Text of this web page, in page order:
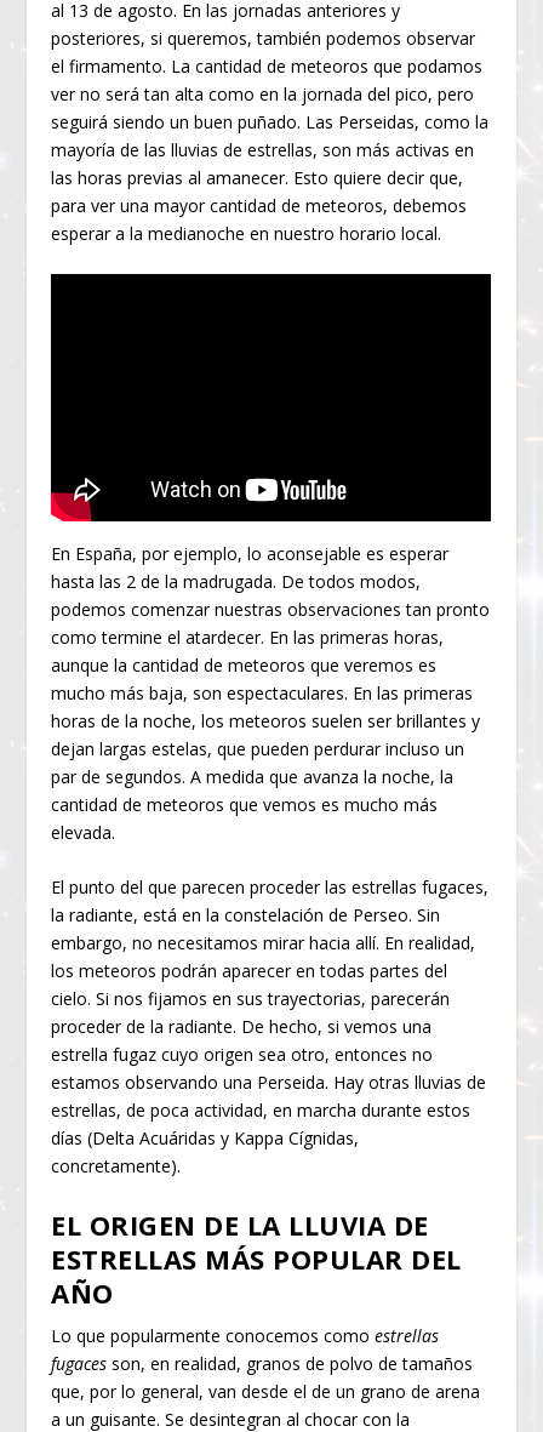
al 13 de agosto. En las jornadas anteriores y
posteriores, si queremos, también podemos observar
el firmamento. La cantidad de meteoros que podamos
ver no será tan alta como en la jornada del pico, pero
seguirá siendo un buen puñado. Las Perseidas, como la
mayoría de las lluvias de estrellas, son más activas en
las horas previas al amanecer. Esto quiere decir que,
para ver una mayor cantidad de meteoros, debemos
esperar a la medianoche en nuestro horario local.
En España, por ejemplo, lo aconsejable es esperar
hasta las 2 de la madrugada. De todos modos,
podemos comenzar nuestras observaciones tan pronto
como termine el atardecer. En las primeras horas,
aunque la cantidad de meteoros que veremos es
mucho más baja, son espectaculares. En las primeras
horas de la noche, los meteoros suelen ser brillantes y
dejan largas estelas, que pueden perdurar incluso un
par de segundos. A medida que avanza la noche, la
cantidad de meteoros que vemos es mucho más
elevada.
El punto del que parecen proceder las estrellas fugaces,
la radiante, está en la constelación de Perseo. Sin
embargo, no necesitamos mirar hacia allí. En realidad,
los meteoros podrán aparecer en todas partes del
cielo. Si nos fijamos en sus trayectorias, parecerán
proceder de la radiante. De hecho, si vemos una
estrella fugaz cuyo origen sea otro, entonces no
estamos observando una Perseida. Hay otras lluvias de
estrellas, de poca actividad, en marcha durante estos
días (Delta Acuáridas y Kappa Cígnidas,
concretamente).
EL ORIGEN DE LA LLUVIA DE
ESTRELLAS MÁS POPULAR DEL
AÑO
Lo que popularmente conocemos comoestrellas
fugacesson, en realidad, granos de polvo de tamaños
que, por lo general, van desde el de un grano de arena
a un guisante. Se desintegran al chocar con la